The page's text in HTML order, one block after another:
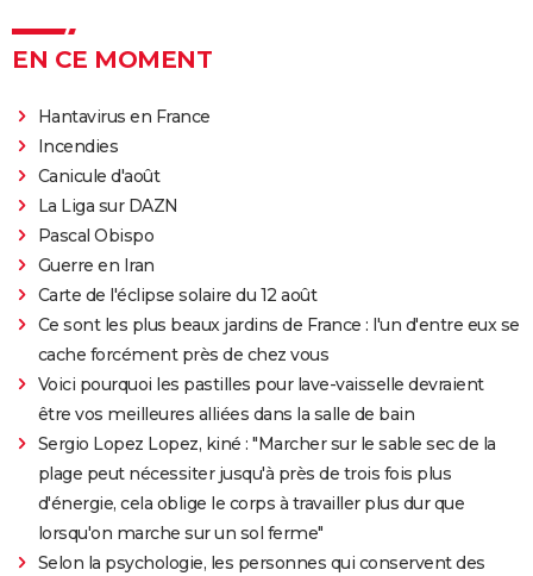
EN CE MOMENT
Hantavirus en France
Incendies
Canicule d'août
La Liga sur DAZN
Pascal Obispo
Guerre en Iran
Carte de l'éclipse solaire du 12 août
Ce sont les plus beaux jardins de France : l'un d'entre eux se
cache forcément près de chez vous
Voici pourquoi les pastilles pour lave-vaisselle devraient
être vos meilleures alliées dans la salle de bain
Sergio Lopez Lopez, kiné : "Marcher sur le sable sec de la
plage peut nécessiter jusqu'à près de trois fois plus
d'énergie, cela oblige le corps à travailler plus dur que
lorsqu'on marche sur un sol ferme"
Selon la psychologie, les personnes qui conservent des